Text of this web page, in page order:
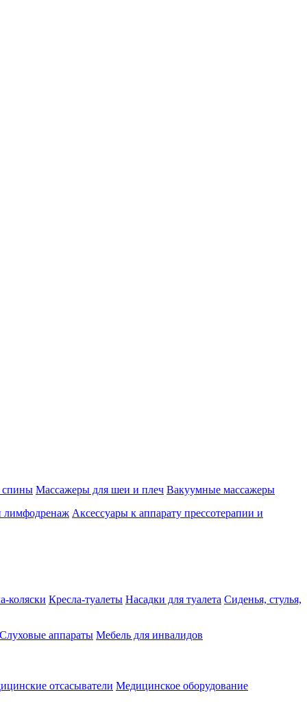
спины Массажеры для шеи и плеч Вакуумные массажеры
лимфодренаж Аксессуары к аппарату прессотерапии и
коляски Кресла-туалеты Насадки для туалета Сиденья, стулья,
Слуховые аппараты Мебель для инвалидов
отсасыватели Медицинское оборудование